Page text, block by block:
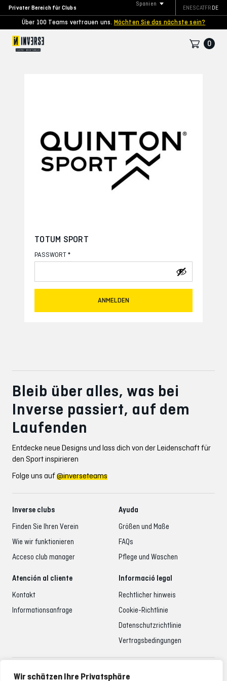
Wir schätzen Ihre Privatsphäre
Privater Bereich für Clubs
Über 100 Teams vertrauen uns. Möchten Sie das nächste sein?
Spanien
ENESCATFR DE
0
TOTUM SPORT
PASSWORT *
ANMELDEN
Bleib über alles, was bei
Inverse passiert, auf dem
Laufenden
Entdecke neue Designs und lass dich von der Leidenschaft für
den Sport inspirieren
Folge uns auf@inverseteams
Inverse clubs
Finden Sie Ihren Verein
Wie wir funktionieren
Acceso club manager
Ayuda
Größen und Maße
FAQs
Pflege und Waschen
Atención al cliente
Kontakt
Informationsanfrage
Informació legal
Rechtlicher hinweis
Cookie-Richtlinie
Datenschutzrichtlinie
Vertragsbedingungen
Betreuung der Kunden